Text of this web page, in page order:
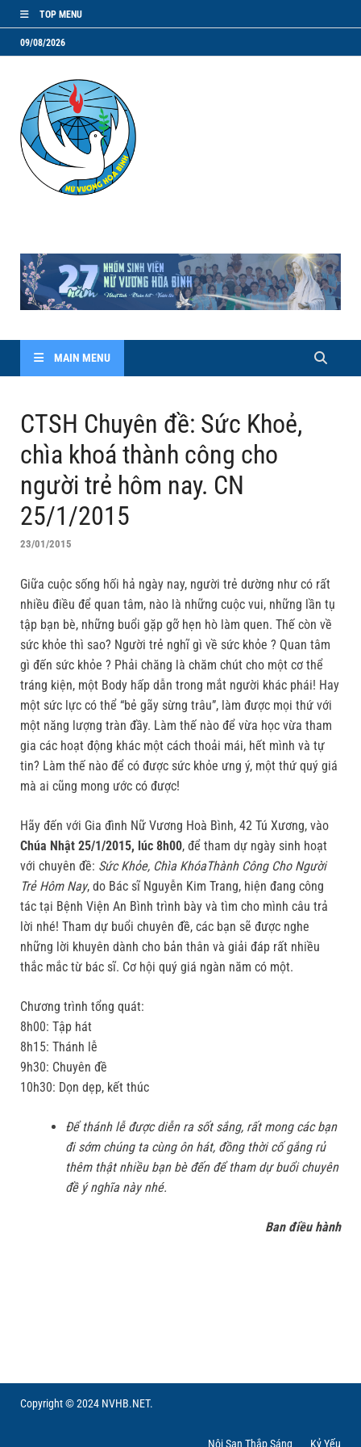
TOP MENU
09/08/2026
MAIN MENU
CTSH Chuyên đề: Sức Khoẻ,
chìa khoá thành công cho
người trẻ hôm nay. CN
25/1/2015
23/01/2015
Giữa cuộc sống hối hả ngày nay, người trẻ dường như có rất
nhiều điều để quan tâm, nào là những cuộc vui, những lần tụ
tập bạn bè, những buổi gặp gỡ hẹn hò làm quen. Thế còn về
sức khỏe thì sao? Người trẻ nghĩ gì về sức khỏe ? Quan tâm
gì đến sức khỏe ? Phải chăng là chăm chút cho một cơ thể
tráng kiện, một Body hấp dẫn trong mắt người khác phái! Hay
một sức lực có thể “bẻ gãy sừng trâu”, làm được mọi thứ với
một năng lượng tràn đầy. Làm thế nào để vừa học vừa tham
gia các hoạt động khác một cách thoải mái, hết mình và tự
tin? Làm thế nào để có được sức khỏe ưng ý, một thứ quý giá
mà ai cũng mong ước có được!
Hãy đến với Gia đình Nữ Vương Hoà Bình, 42 Tú Xương, vào
Chúa Nhật 25/1/2015, lúc 8h00, để tham dự ngày sinh hoạt
với chuyên đề: Sức Khỏe, Chìa KhóaThành Công Cho Người
Trẻ Hôm Nay, do Bác sĩ Nguyễn Kim Trang, hiện đang công
tác tại Bệnh Viện An Bình trình bày và tìm cho mình câu trả
lời nhé! Tham dự buổi chuyên đề, các bạn sẽ được nghe
những lời khuyên dành cho bản thân và giải đáp rất nhiều
thắc mắc từ bác sĩ. Cơ hội quý giá ngàn năm có một.
Chương trình tổng quát:
8h00: Tập hát
8h15: Thánh lễ
9h30: Chuyên đề
10h30: Dọn dẹp, kết thúc
Để thánh lễ được diễn ra sốt sắng, rất mong các bạn
đi sớm chúng ta cùng ôn hát, đồng thời cố gắng rủ
thêm thật nhiều bạn bè đến để tham dự buổi chuyên
đề ý nghĩa này nhé.
Ban điều hành
Copyright © 2024 NVHB.NET.
Nội San Thắp Sáng Kỷ Yếu